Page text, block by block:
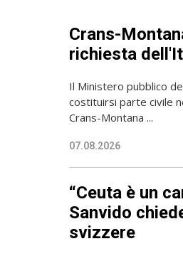
Crans-
richiesta
Il Ministero pubblico
costituirsi parte civile
Crans-Montana ...
07.08.2026
“Ceuta è un
Sanvido
svizzere